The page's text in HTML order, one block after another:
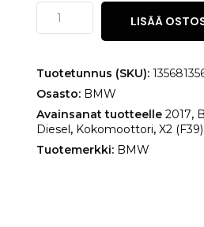
BMW
(F39)
20d
LISÄÄ
Tuotetunnus (SKU):
Osasto: BMW
Avainsanat tuotteelle 2017,
Diesel, Kokomoottori, X2 (F39)
Tuotemerkki: BMW